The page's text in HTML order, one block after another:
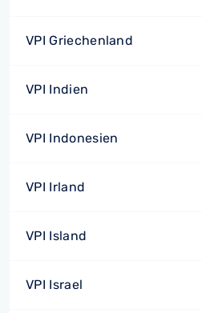
VPI Griechenland
VPI Indien
VPI Indonesien
VPI Irland
VPI Island
VPI Israel